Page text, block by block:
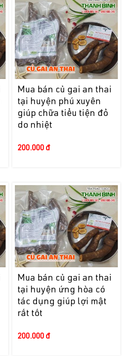
Mua bán củ gai an thai
tại huyện phú xuyên
giúp chữa tiểu tiện đỏ
do nhiệt
200.000 đ
Mua bán củ gai an thai
tại huyện ứng hòa có
tác dụng giúp lợi mật
rất tốt
200.000 đ